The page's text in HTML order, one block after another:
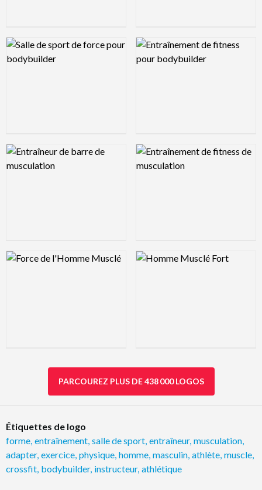
Logo Preview Image Logo Preview Image
Logo Preview Image Logo Preview Image
Logo Preview Image Logo Preview Image
PARCOUREZ PLUS DE 438 000 LOGOS
Étiquettes de logo
forme entraînement salle de sport entraîneur, musculation
adapter, exercice physique homme masculin athlète muscle
crossfit bodybuilder, instructeur, athlétique